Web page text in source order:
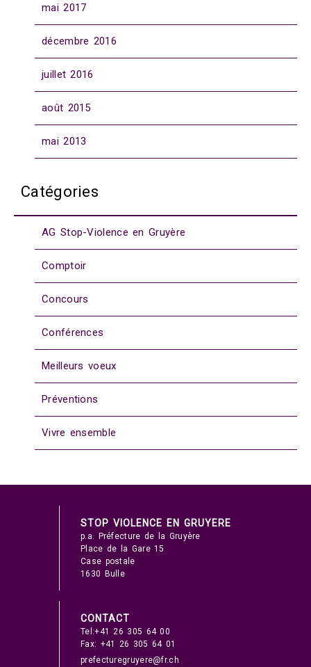
mai 2017
décembre 2016
juillet 2016
août 2015
mai 2013
Catégories
AG Stop-Violence en Gruyère
Comptoir
Concours
Conférences
Meilleurs voeux
Préventions
Vivre ensemble
STOP VIOLENCE EN GRUYERE
p.a. Préfecture de la Gruyère
Place de la Gare 15
Case postale
1630 Bulle
CONTACT
Tel:+41 26 305 64 00
Fax: +41 26 305 64 01
prefecturegruyere@fr.ch